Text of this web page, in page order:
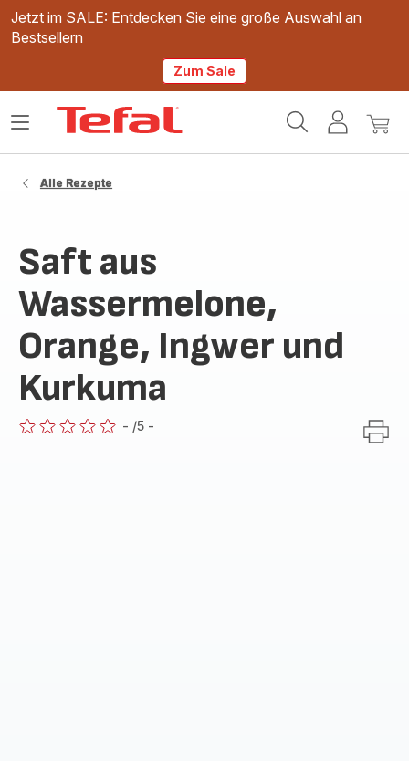
Jetzt im SALE: Entdecken Sie eine große Auswahl an
Bestsellern
Zum Sale
Mein
Mein
Das
Alle Rezepte
Saft aus
Wassermelone,
Orange, Ingwer und
Kurkuma
- /5 -